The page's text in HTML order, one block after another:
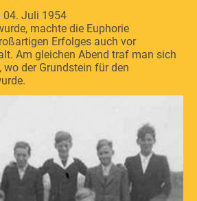
04. Juli 1954
machte die Euphorie
Erfolges auch vor
Am gleichen Abend traf man sich
wo der Grundstein für den